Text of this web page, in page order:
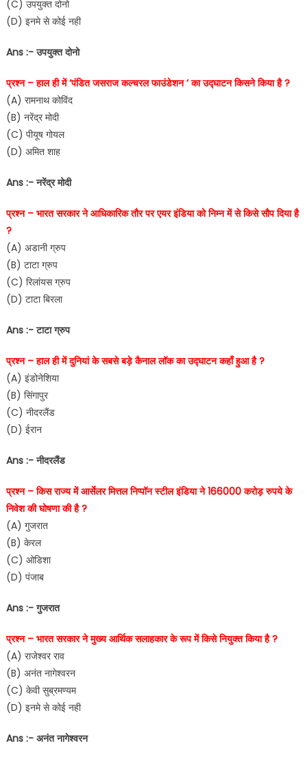
(C) उपयुक्त दोनो
(D) इनमे से कोई नही
Ans :- उपयुक्त दोनो
प्रश्न – हाल ही में ‘पंडित जसराज कल्चरल फाउंडेशन ‘ का उद्घाटन किसने किया है ?
(A) रामनाथ कोविंद
(B) नरेंद्र मोदी
(C) पीयूष गोयल
(D) अमित शाह
Ans :- नरेंद्र मोदी
प्रश्न – भारत सरकार ने आधिकारिक तौर पर एयर इंडिया को निम्न में से किसे सौप दिया है
?
(A) अडानी ग्रुप
(B) टाटा ग्रुप
(C) रिलांयस ग्रुप
(D) टाटा बिरला
Ans :- टाटा ग्रुप
प्रश्न – हाल ही में दुनियां के सबसे बड़े कैनाल लॉक का उद्घाटन कहाँ हुआ है ?
(A) इंडोनेशिया
(B) सिंगापुर
(C) नीदरलैंड
(D) ईरान
Ans :- नीदरलैंड
प्रश्न – किस राज्य में आर्सेलर मित्तल निप्पॉन स्टील इंडिया ने 166000 करोड़ रुपये के
निवेश की घोषणा की है ?
(A) गुजरात
(B) केरल
(C) ओडिशा
(D) पंजाब
Ans :- गुजरात
प्रश्न – भारत सरकार ने मुख्य आर्थिक सलाहकार के रूप में किसे नियुक्त किया है ?
(A) राजेश्वर राव
(B) अनंत नागेश्वरन
(C) केवी सुब्रमण्यम
(D) इनमे से कोई नही
Ans :- अनंत नागेश्वरन